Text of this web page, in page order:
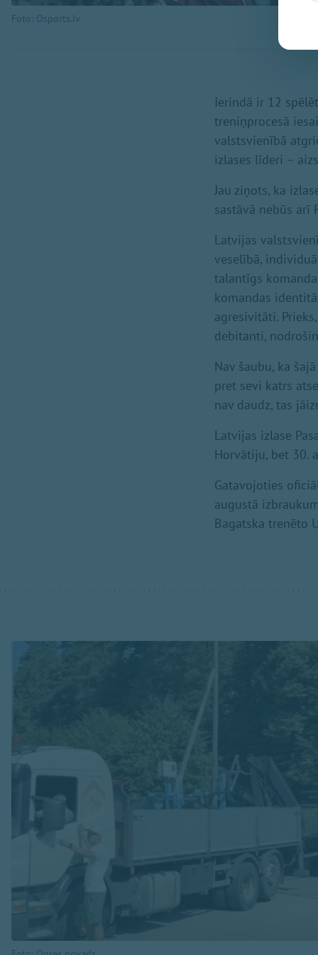
Foto: Osports.lv
Ierindā ir 12
treniņprocesā
valstsvienībā
izlases līderi –
Jau ziņots, ka
sastāvā nebūs arī
Latvijas
veselībā,
talantīgs
komandas
agresivitāti.
debitanti,
Nav šaubu, ka
pret sevi katrs
nav daudz, tas
Latvijas izlase
Horvātiju, bet 30.
Gatavojoties
augustā
Bagatska trenēto